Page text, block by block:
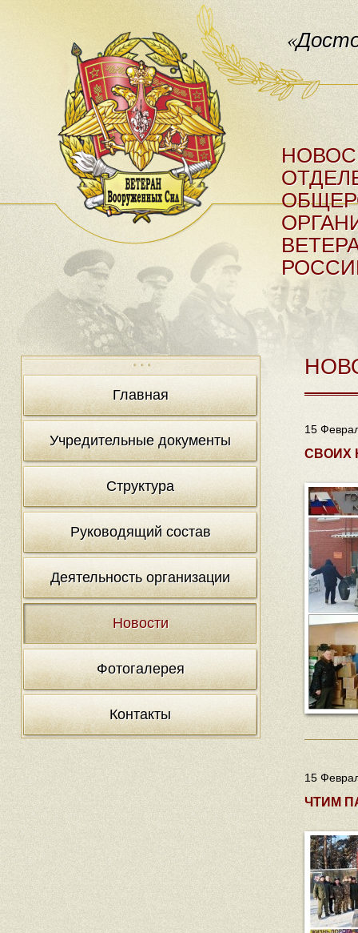
Главная
Учредительные документы
Структура
Руководящий состав
Деятельность организации
Новости
Фотогалерея
Контакты
15
СВОИХ
15
ЧТИМ